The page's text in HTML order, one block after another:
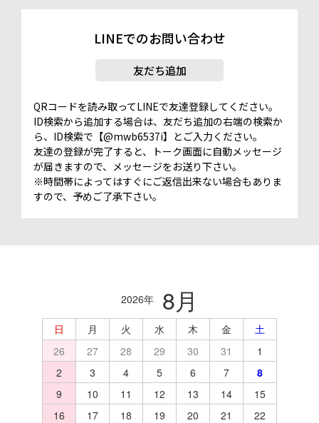
LINEでのお問い合わせ
友だち追加
QRコードを読み取ってLINEで友達登録してください。
ID検索から追加する場合は、友だち追加の右端の検索か
ら、ID検索で【@mwb6537i】とご入力ください。
友達の登録が完了すると、トーク画面に自動メッセージ
が届きますので、メッセージをお送り下さい。
※時間帯によってはすぐにご返信出来ない場合もありま
すので、予めご了承下さい。
2026年 8月
日 月 火 水 木 金
土
26
27 28 29 30 31
1
2
3 4 5 6 7
8
9
10 11 12 13 14
15
16
17 18 19 20 21
22